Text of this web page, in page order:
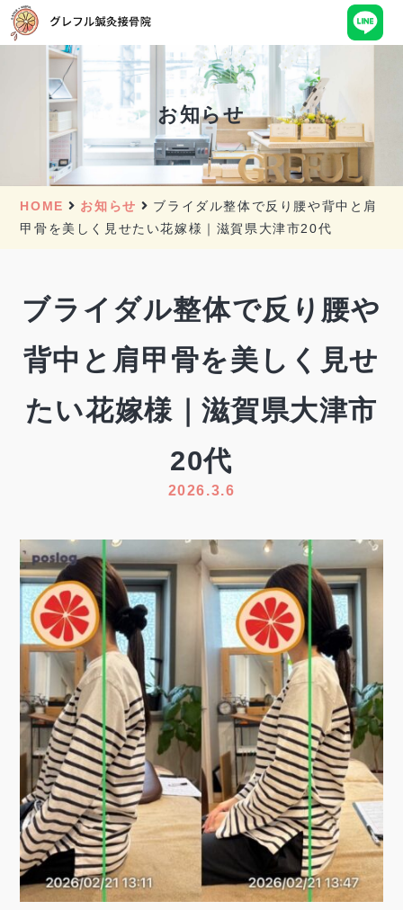
お知らせ
HOME お知らせ
ブライダル整体で反り腰や背中と肩
甲骨を美しく見せたい花嫁様｜滋賀県大津市20代
ブライダル整体で反り腰や
背中と肩甲骨を美しく見せ
たい花嫁様｜滋賀県大津市
20代
2026.3.6